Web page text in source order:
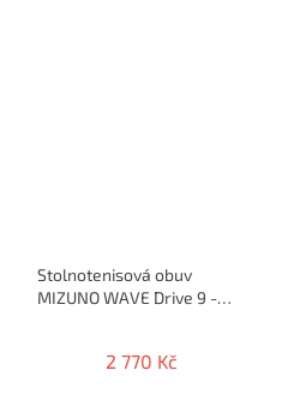
Stolnotenisová obuv
MIZUNO WAVE Drive 9 -
2 770 Kč